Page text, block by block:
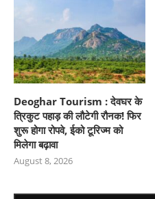
Deoghar Tourism : देवघर के
त्रिकुट पहाड़ की लौटेगी रौनक! फिर
शुरू होगा रोपवे, ईको टूरिज्म को
मिलेगा बढ़ावा
August 8, 2026